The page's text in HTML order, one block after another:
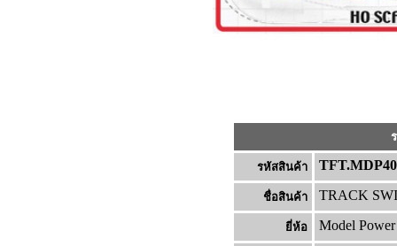
รหัสสินค้า
ชื่อสินค้า TRACK
ยี่ห้อ Model Power